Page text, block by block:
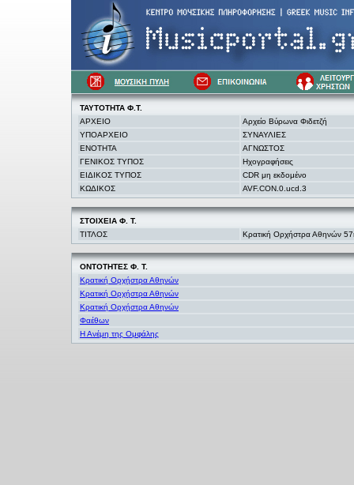
ΤΑΥΤΟΤΗΤΑ Φ.Τ.
ΑΡΧΕΙΟ
Αρχείο Βύρωνα Φιδετζή
ΥΠΟΑΡΧΕΙΟ
ΣΥΝΑΥΛΙΕΣ
ΕΝΟΤΗΤΑ
ΑΓΝΩΣΤΟΣ
ΓΕΝΙΚΟΣ ΤΥΠΟΣ
Ηχογραφήσεις
ΕΙΔΙΚΟΣ ΤΥΠΟΣ
CDR μη εκδομένο
ΚΩΔΙΚΟΣ
AVF.CON.0.ucd.3
ΣΤΟΙΧΕΙΑ Φ. Τ.
ΤΙΤΛΟΣ
Κρατική Ορχήστρα Αθηνών
ΟΝΤΟΤΗΤΕΣ Φ. Τ.
Κρατική Ορχήστρα Αθηνών
Κρατική Ορχήστρα Αθηνών
Κρατική Ορχήστρα Αθηνών
Φαέθων
Η Ανέμη της Ομφάλης